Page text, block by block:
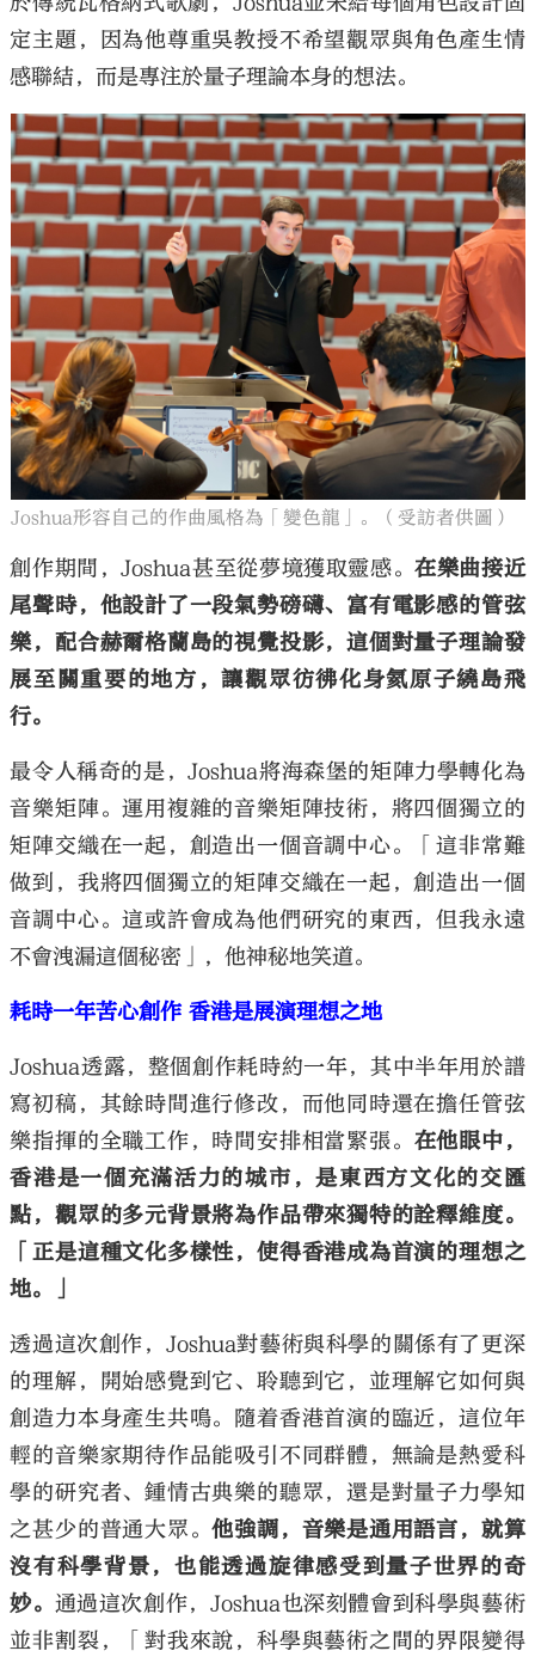
定主題，因為他尊重吳教授不希望觀眾與角色產生情
感聯結，而是專注於量子理論本身的想法。
Joshua形容自己的作曲風格為「變色龍」。（受訪者供圖）
創作期間，Joshua甚至從夢境獲取靈感。在樂曲接近
尾聲時，他設計了一段氣勢磅礴、富有電影感的管弦
樂，配合赫爾格蘭島的視覺投影，這個對量子理論發
展至關重要的地方，讓觀眾彷彿化身氦原子繞島飛
行。
最令人稱奇的是，Joshua將海森堡的矩陣力學轉化為
音樂矩陣。運用複雜的音樂矩陣技術，將四個獨立的
矩陣交織在一起，創造出一個音調中心。「這非常難
做到，我將四個獨立的矩陣交織在一起，創造出一個
音調中心。這或許會成為他們研究的東西，但我永遠
不會洩漏這個秘密」，他神秘地笑道。
耗時一年苦心創作 香港是展演理想之地
Joshua透露，整個創作耗時約一年，其中半年用於譜
寫初稿，其餘時間進行修改，而他同時還在擔任管弦
樂指揮的全職工作，時間安排相當緊張。 在他眼中，
香港是一個充滿活力的城市，是東西方文化的交匯
點，觀眾的多元背景將為作品帶來獨特的詮釋維度。
「正是這種文化多樣性，使得香港成為首演的理想之
地。」
透過這次創作，Joshua對藝術與科學的關係有了更深
的理解，開始感覺到它、聆聽到它，並理解它如何與
創造力本身產生共鳴。隨着香港首演的臨近，這位年
輕的音樂家期待作品能吸引不同群體，無論是熱愛科
學的研究者、鍾情古典樂的聽眾，還是對量子力學知
之甚少的普通大眾。他強調，音樂是通用語言，就算
沒有科學背景，也能透過旋律感受到量子世界的奇
妙。 通過這次創作，Joshua也深刻體會到科學與藝術
並非割裂，「對我來說，科學與藝術之間的界限變得